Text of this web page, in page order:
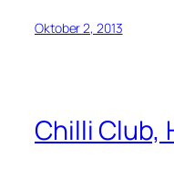
Oktober 2, 2013
Chilli Club,